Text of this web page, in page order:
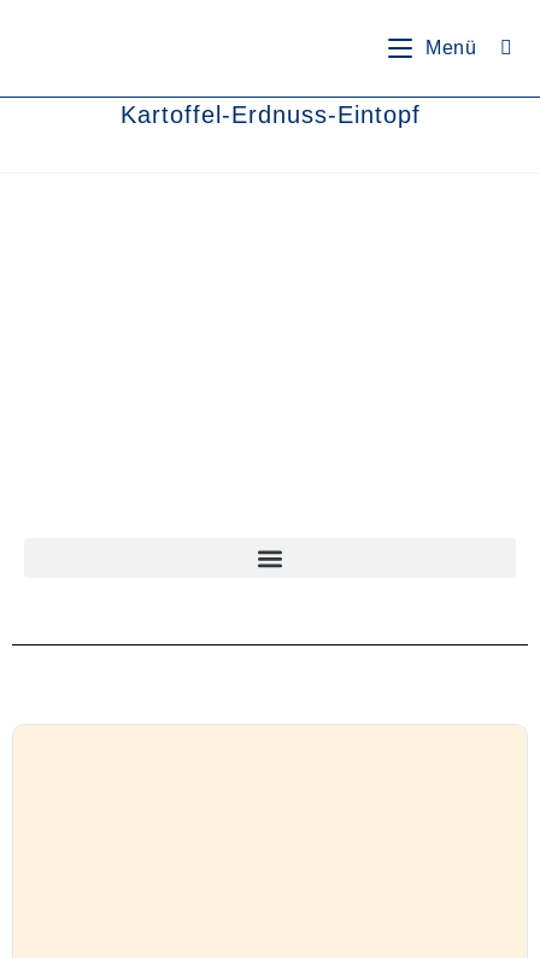
Menü
Kartoffel-Erdnuss-Eintopf